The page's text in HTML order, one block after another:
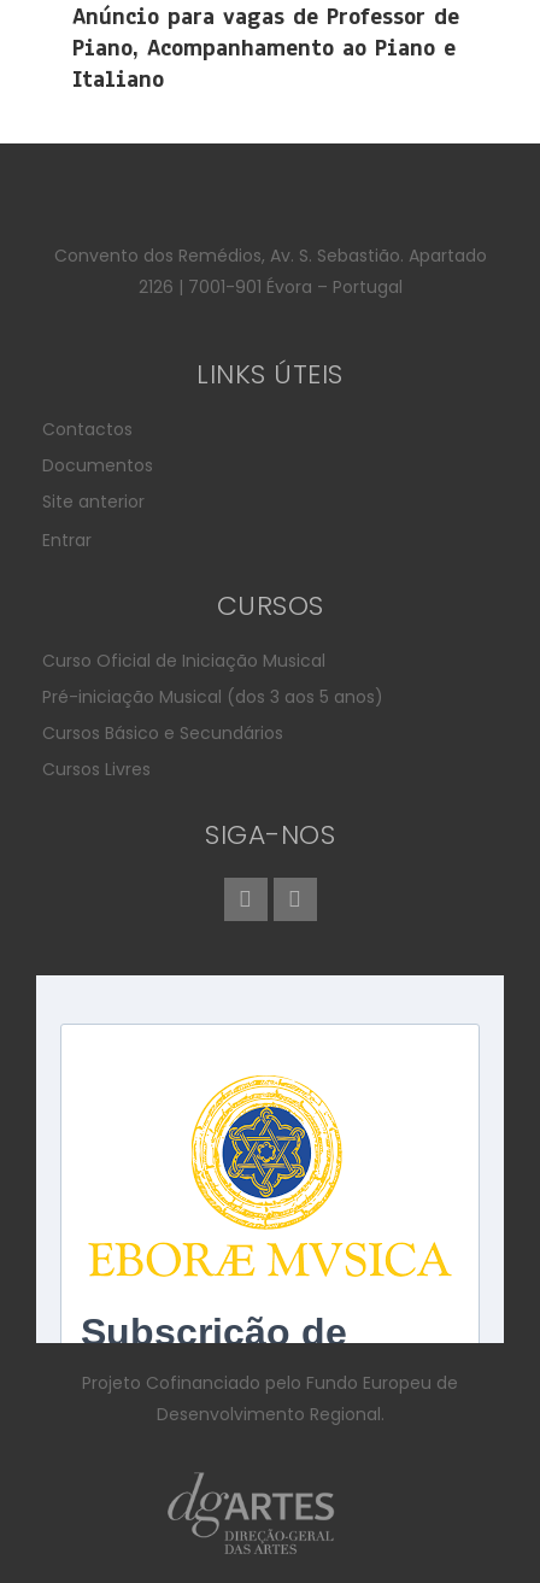
Anúncio para vagas de Professor de
Piano, Acompanhamento ao Piano e
Italiano
Convento dos Remédios, Av. S. Sebastião. Apartado
2126 | 7001-901 Évora – Portugal
LINKS ÚTEIS
Contactos
Documentos
Site anterior
Entrar
CURSOS
Curso Oficial de Iniciação Musical
Pré-iniciação Musical (dos 3 aos 5 anos)
Cursos Básico e Secundários
Cursos Livres
SIGA-NOS
Projeto Cofinanciado pelo Fundo Europeu de
Desenvolvimento Regional.